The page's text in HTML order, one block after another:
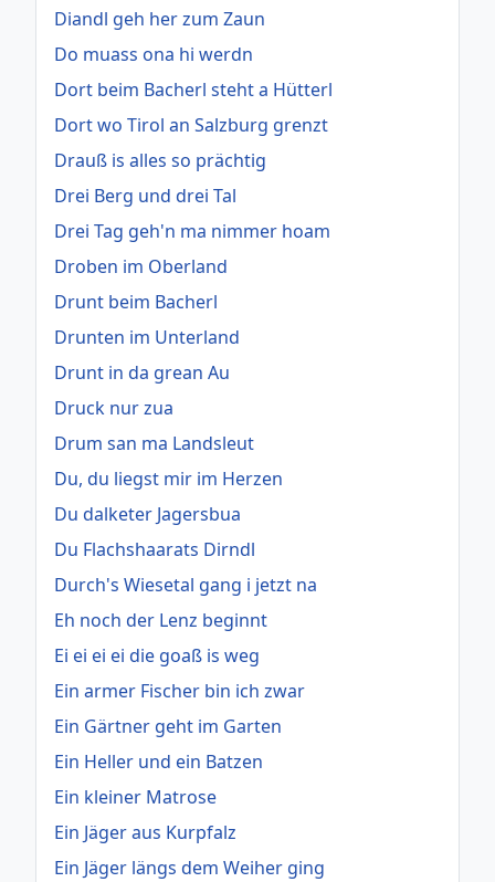
Diandl geh her zum Zaun
Do muass ona hi werdn
Dort beim Bacherl steht a Hütterl
Dort wo Tirol an Salzburg grenzt
Drauß is alles so prächtig
Drei Berg und drei Tal
Drei Tag geh'n ma nimmer hoam
Droben im Oberland
Drunt beim Bacherl
Drunten im Unterland
Drunt in da grean Au
Druck nur zua
Drum san ma Landsleut
Du, du liegst mir im Herzen
Du dalketer Jagersbua
Du Flachshaarats Dirndl
Durch's Wiesetal gang i jetzt na
Eh noch der Lenz beginnt
Ei ei ei ei die goaß is weg
Ein armer Fischer bin ich zwar
Ein Gärtner geht im Garten
Ein Heller und ein Batzen
Ein kleiner Matrose
Ein Jäger aus Kurpfalz
Ein Jäger längs dem Weiher ging